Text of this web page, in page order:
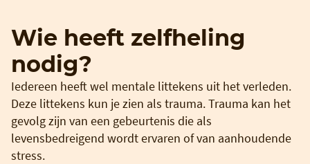
Wie heeft zelfheling
nodig?
Iedereen heeft wel mentale littekens uit het verleden.
Deze littekens kun je zien als trauma. Trauma kan het
gevolg zijn van een gebeurtenis die als
levensbedreigend wordt ervaren of van aanhoudende
stress.